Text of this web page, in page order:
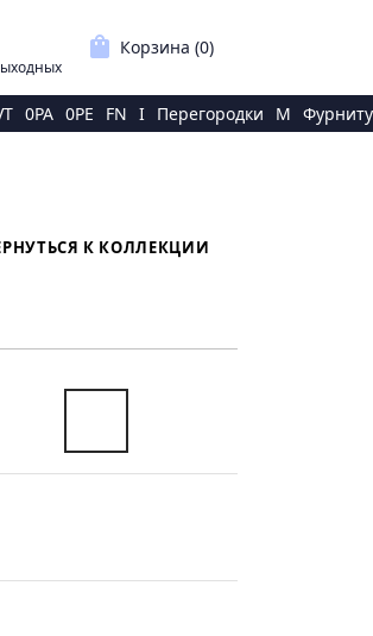
shopping_bag Корзина (0)
0PA 0PE FN I Перегородки M
К КОЛЛЕКЦИИ